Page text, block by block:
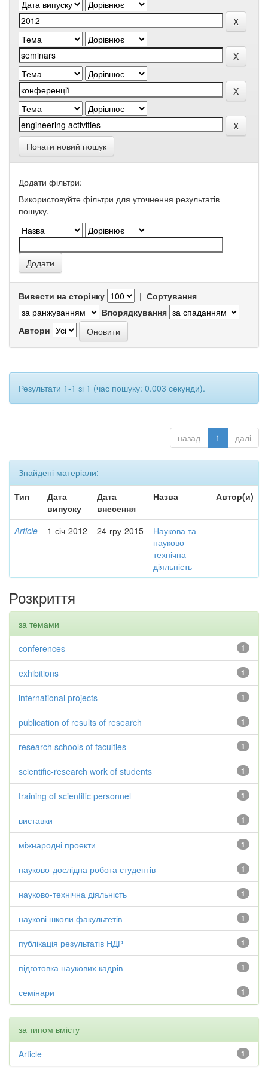
Почати новий пошук
Додати фільтри:
Використовуйте фільтри для уточнення результатів
пошуку.
Вивести на сторінку | Сортування
Впорядкування
Автори
Результати 1-1 зі 1 (час пошуку: 0.003 секунди).
назад 1 далі
Знайдені матеріали:
Тип
Дата
випуску
Дата
внесення
Назва Автор(и)
Article 1-січ-2012 24-гру-2015
Наукова та
науково-
технічна
діяльність
-
Розкриття
за темами
1
conferences
1
exhibitions
1
international projects
1
publication of results of research
1
research schools of faculties
1
scientific-research work of students
1
training of scientific personnel
1
виставки
1
міжнародні проекти
1
науково-дослідна робота студентів
1
науково-технічна діяльність
1
наукові школи факультетів
1
публікація результатів НДР
1
підготовка наукових кадрів
1
семінари
за типом вмісту
1
Article